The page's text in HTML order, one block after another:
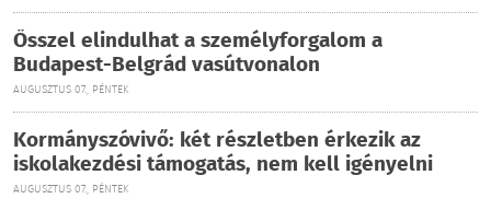
Ősszel elindulhat a személyforgalom a
Budapest-Belgrád vasútvonalon
AUGUSZTUS 07., PÉNTEK
Kormányszóvivő: két részletben érkezik az
iskolakezdési támogatás, nem kell igényelni
AUGUSZTUS 07., PÉNTEK